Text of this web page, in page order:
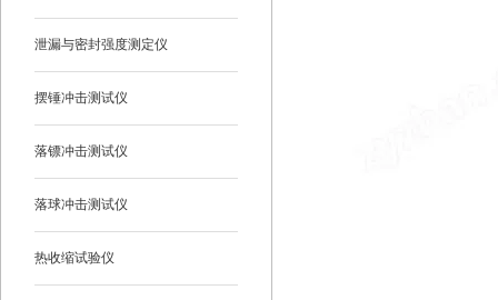
泄漏与密封强度测定仪
摆锤冲击测试仪
落镖冲击测试仪
落球冲击测试仪
热收缩试验仪